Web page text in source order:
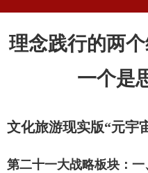
理念践行的两
一个是
文化旅游现实版“元宇
第二十一大战略板块：